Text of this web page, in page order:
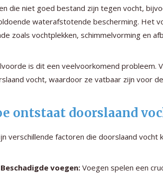
die niet goed bestand zijn tegen vocht,
waterafstotende bescherming. Het
zoals vochtplekken, schimmelvorming en
is dit een veelvoorkomend probleem.
vocht, waardoor ze vatbaar zijn voor
ontstaat doorslaand
verschillende factoren die doorslaand vocht
Beschadigde voegen: Voegen spelen een